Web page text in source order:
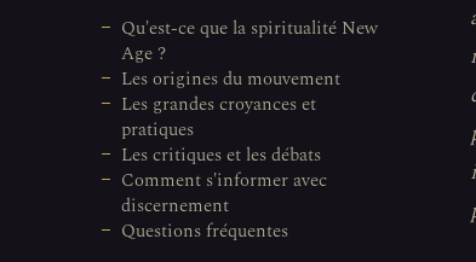
Qu'est-ce que la spiritualité New
Age ?
Les origines du mouvement
Les grandes croyances et
pratiques
Les critiques et les débats
Comment s'informer avec
discernement
Questions fréquentes